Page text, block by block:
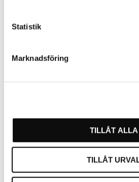
Statistik
Marknadsföring
TILLÅT ALLA
TILLÅT
Rolling Stol Fade Med
7916124201